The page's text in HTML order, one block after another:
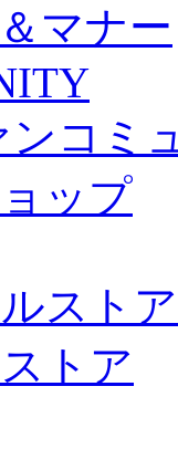
マナー
ンコミ
ップ
スト
トア